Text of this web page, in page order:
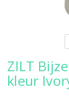
ZILT
kleur